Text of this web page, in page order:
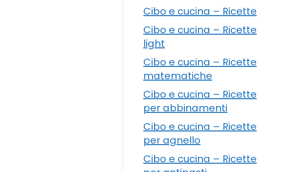
Cibo e cucina – Ricette
Cibo e cucina – Ricette
light
Cibo e cucina – Ricette
matematiche
Cibo e cucina – Ricette
per abbinamenti
Cibo e cucina – Ricette
per agnello
Cibo e cucina – Ricette